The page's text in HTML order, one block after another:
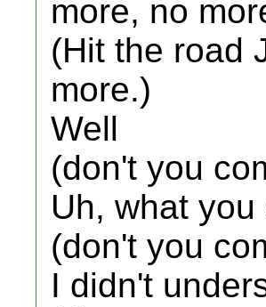
more, no
(Hit the road
more.)
Well
(don't you
Uh, what you
(don't you
I didn't